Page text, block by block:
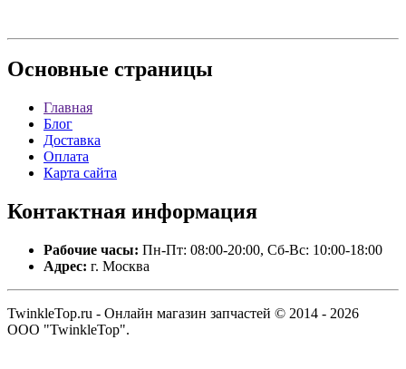
Основные страницы
Главная
Блог
Доставка
Оплата
Карта сайта
Контактная информация
Рабочие часы: Пн-Пт: 08:00-20:00, Сб-Вс: 10:00-18:00
Адрес: г. Москва
TwinkleTop.ru - Онлайн магазин запчастей © 2014 - 2026
ООО "TwinkleTop".